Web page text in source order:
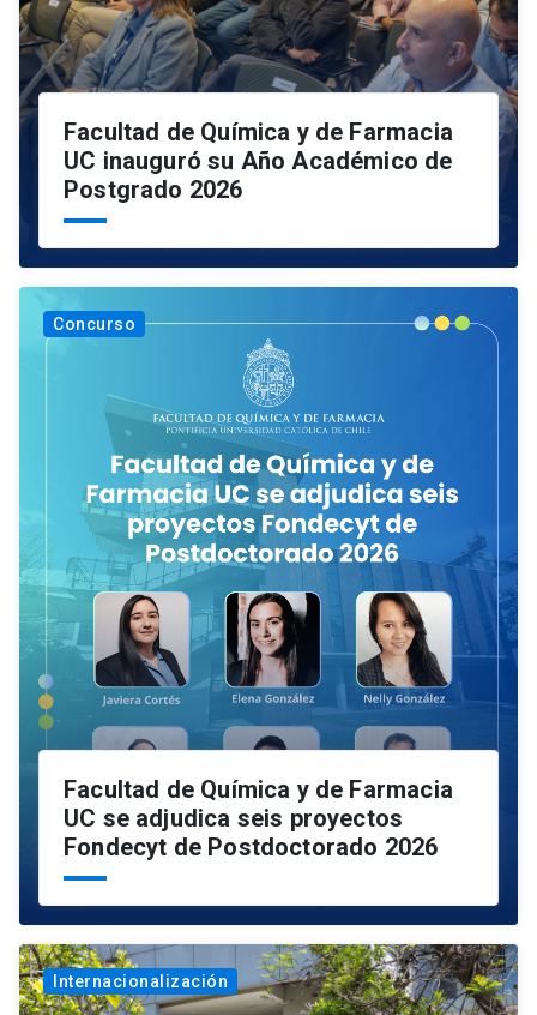
Facultad de Química y de Farmacia
UC inauguró su Año Académico de
Postgrado 2026
Concurso
Facultad de Química y de Farmacia
UC se adjudica seis proyectos
Fondecyt de Postdoctorado 2026
Internacionalización